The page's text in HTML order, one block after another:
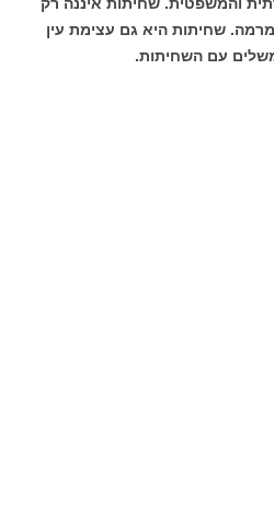
שחיתות היא גם עצימת עין
עם השחיתות.